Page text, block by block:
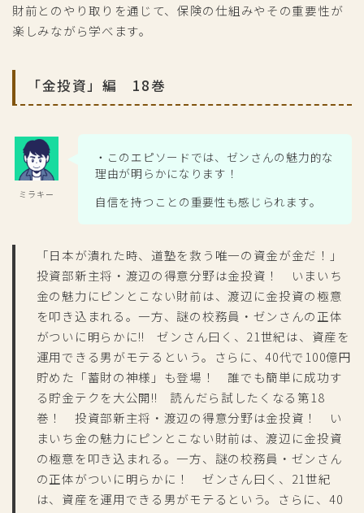
財前とのやり取りを通じて、保険の仕組みやその重要性が
楽しみながら学べます。
「金投資」編 18巻
ミラキー
・このエピソードでは、ゼンさんの魅力的な
理由が明らかになります！
自信を持つことの重要性も感じられます。
「日本が潰れた時、道塾を救う唯一の資金が金だ！」
投資部新主将・渡辺の得意分野は金投資！ いまいち
金の魅力にピンとこない財前は、渡辺に金投資の極意
を叩き込まれる。一方、謎の校務員・ゼンさんの正体
がついに明らかに!! ゼンさん曰く、21世紀は、資産を
運用できる男がモテるという。さらに、40代で100億円
貯めた「蓄財の神様」も登場！ 誰でも簡単に成功す
る貯金テクを大公開!! 読んだら試したくなる第18
巻！ 投資部新主将・渡辺の得意分野は金投資！ い
まいち金の魅力にピンとこない財前は、渡辺に金投資
の極意を叩き込まれる。一方、謎の校務員・ゼンさん
の正体がついに明らかに！ ゼンさん曰く、21世紀
は、資産を運用できる男がモテるという。さらに、40